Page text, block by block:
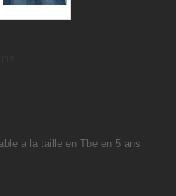
a la taille en Tbe en 5 ans